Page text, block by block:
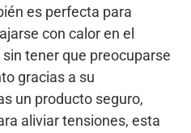
es perfecta para
con calor en el
tener que preocuparse
gracias a su
un producto seguro,
aliviar tensiones, esta